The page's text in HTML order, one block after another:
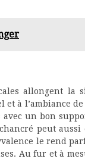
allongent la
à l’ambiance
un bon
peut
le rend
Au fur et à